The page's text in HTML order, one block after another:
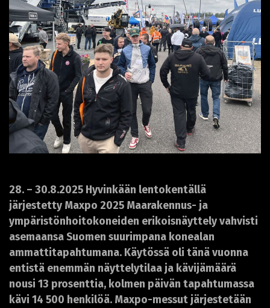
28. – 30.8.2025 Hyvinkään lentokentällä
järjestetty Maxpo 2025 Maarakennus- ja
ympäristönhoitokoneiden erikoisnäyttely vahvisti
asemaansa Suomen suurimpana konealan
ammattitapahtumana. Käytössä oli tänä vuonna
entistä enemmän näyttelytilaa ja kävijämäärä
nousi 13 prosenttia, kolmen päivän tapahtumassa
kävi 14 500 henkilöä. Maxpo-messut järjestetään